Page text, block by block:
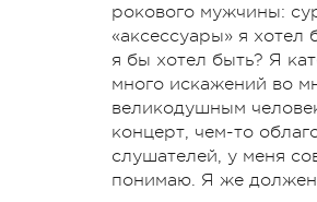
рокового мужчины:
«аксессуары» я
я бы хотел быть? Я
много искажений во
великодушным
концерт, чем-то
слушателей, у меня
понимаю. Я же должен